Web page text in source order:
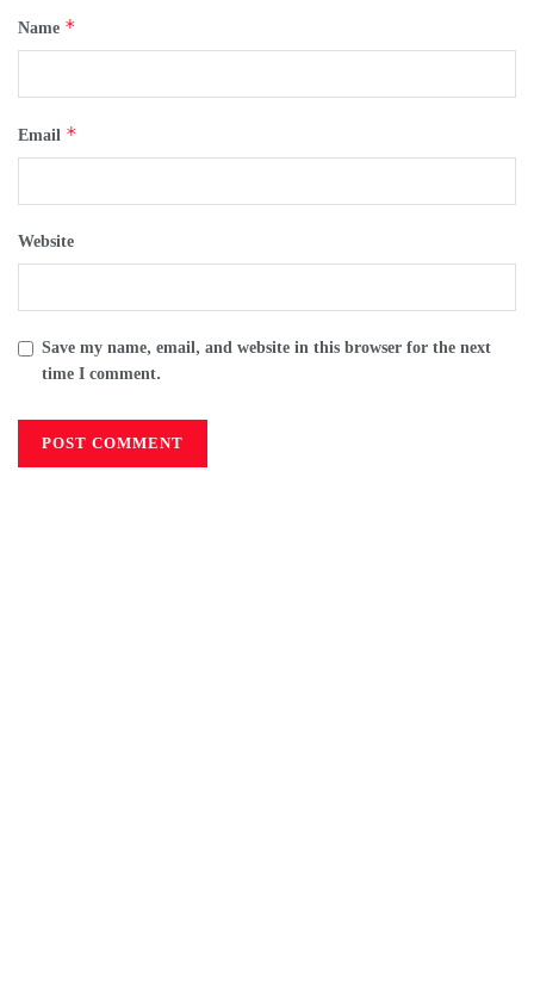
Name *
Email *
Website
Save my name, email, and website in this browser for the next
time I comment.